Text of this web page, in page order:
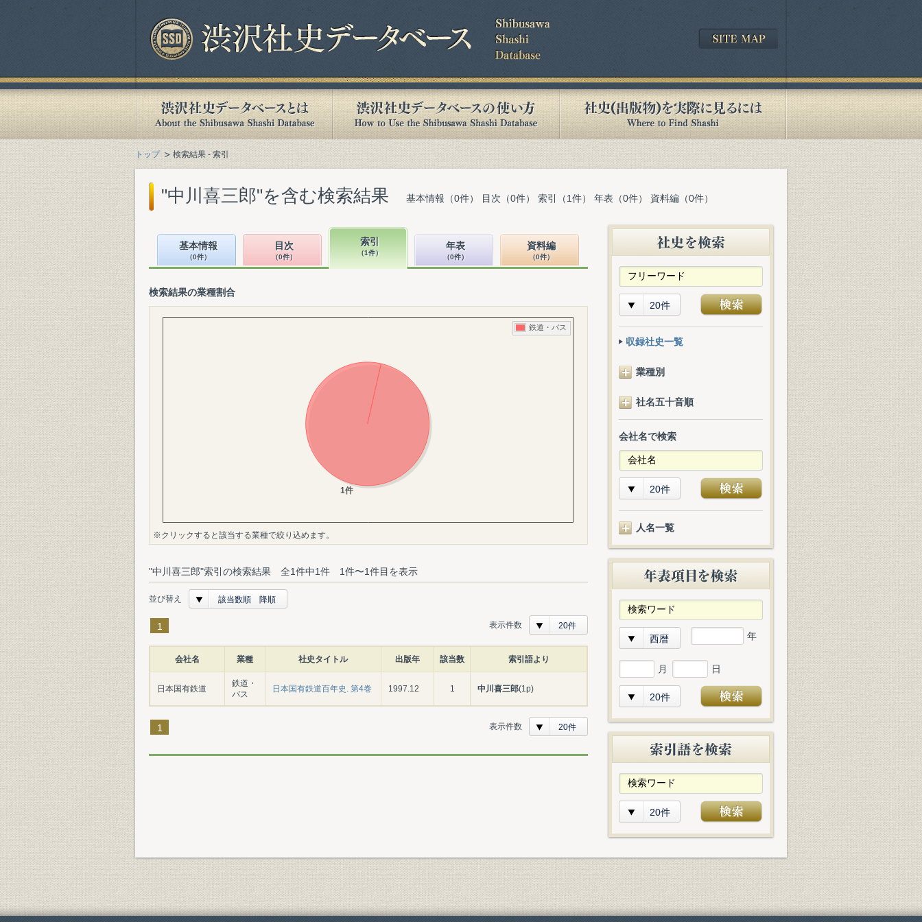
トップ 検索結果 - 索引
"中川喜三郎"を含む検索結果 基本情報（0件） 目次（0件） 索引（1件） 年表（0件） 資料編（0件）
基本情報
（0件）
目次
（0件）
索引
（1件）
年表
（0件）
資料編
（0件）
検索結果の業種割合
※クリックすると該当する業種で絞り込めます。
"中川喜三郎"索引の検索結果 全1件中1件 1件〜1件目を表示
並び替え 該当数順 降順
1 表示件数 20件
会社名 業種 社史タイトル 出版年 該当数 索引語より
日本国有鉄道
鉄道・
バス
日本国有鉄道百年史. 第4巻 1997.12 1 中川喜三郎(1p)
1 表示件数 20件
20件
収録社史一覧
業種別
社名五十音順
会社名で検索
20件
人名一覧
西暦 年
月 日
20件
20件